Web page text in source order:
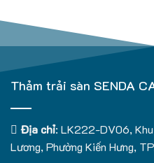
Thảm trải sàn SENDA
Địa chỉ: LK222-DV06,
Lương, Phường Kiến Hưng,